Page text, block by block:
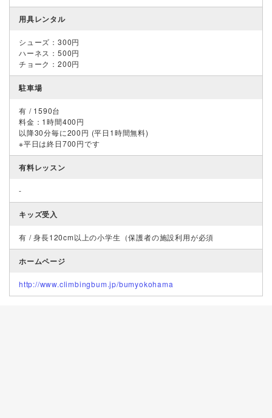
用具レンタル
シューズ：300円
ハーネス：500円
チョーク：200円
駐車場
有 / 1590台
料金：1時間400円
以降30分毎に200円 (平日1時間無料)
​※平日は終日700円です
有料レッスン
-
キッズ受入
有 / 身長120cm以上の小学生（保護者の施設利用が必須
ホームページ
http://www.climbingbum.jp/bumyokohama